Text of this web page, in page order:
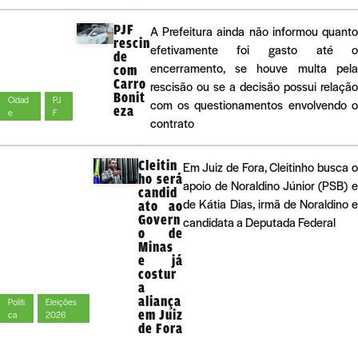
Cidad
e
PJ
F
PJF
rescin
de
com
Carro
Bonit
eza
A Prefeitura ainda não informou quanto
efetivamente foi gasto até o
encerramento, se houve multa pela
rescisão ou se a decisão possui relação
com os questionamentos envolvendo o
contrato
Políti
ca
Eleições
2026
Cleitin
ho será
candid
ato ao
Govern
o de
Minas
e já
costur
a
aliança
em Juiz
de Fora
Em Juiz de Fora, Cleitinho busca o
apoio de Noraldino Júnior (PSB) e
de Kátia Dias, irmã de Noraldino e
candidata a Deputada Federal